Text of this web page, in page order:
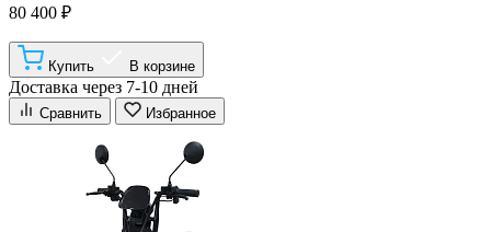
80 400 ₽
Купить В корзине
Доставка через 7-10 дней
Сравнить Избранное